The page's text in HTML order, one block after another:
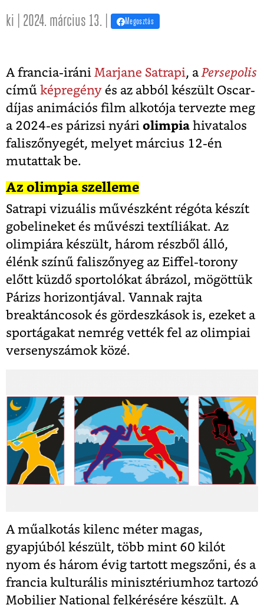
ki | 2024. március 13. | Megosztás
A francia-iráni Marjane Satrapi, aPersepolis
című képregény és az abból készült Oscar-
díjas animációs film alkotója tervezte meg
a 2024-es párizsi nyári olimpia hivatalos
faliszőnyegét, melyet március 12-én
mutattak be.
Az olimpia szelleme
Satrapi vizuális művészként régóta készít
gobelineket és művészi textíliákat. Az
olimpiára készült, három részből álló,
élénk színű faliszőnyeg az Eiffel-torony
előtt küzdő sportolókat ábrázol, mögöttük
Párizs horizontjával. Vannak rajta
breaktáncosok és gördeszkások is, ezeket a
sportágakat nemrég vették fel az olimpiai
versenyszámok közé.
A műalkotás kilenc méter magas,
gyapjúból készült, több mint 60 kilót
nyom és három évig tartott megszőni, és a
francia kulturális minisztériumhoz tartozó
Mobilier National felkérésére készült. A